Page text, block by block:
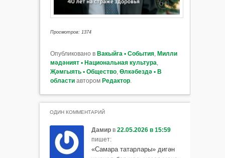
Просмотров: 1374
Опубликовано в Вакыйга ▪ События, Милли
мәдәният ▪ Национальная культура,
Җәмгыять ▪ Общество, Өлкәбездә ▪ В
областиавтором Редактор.
ОДИН КОММЕНТАРИЙ
Дамирв 22.05.2026 в 15:59
пишет:
«Самара татарлары» дигән